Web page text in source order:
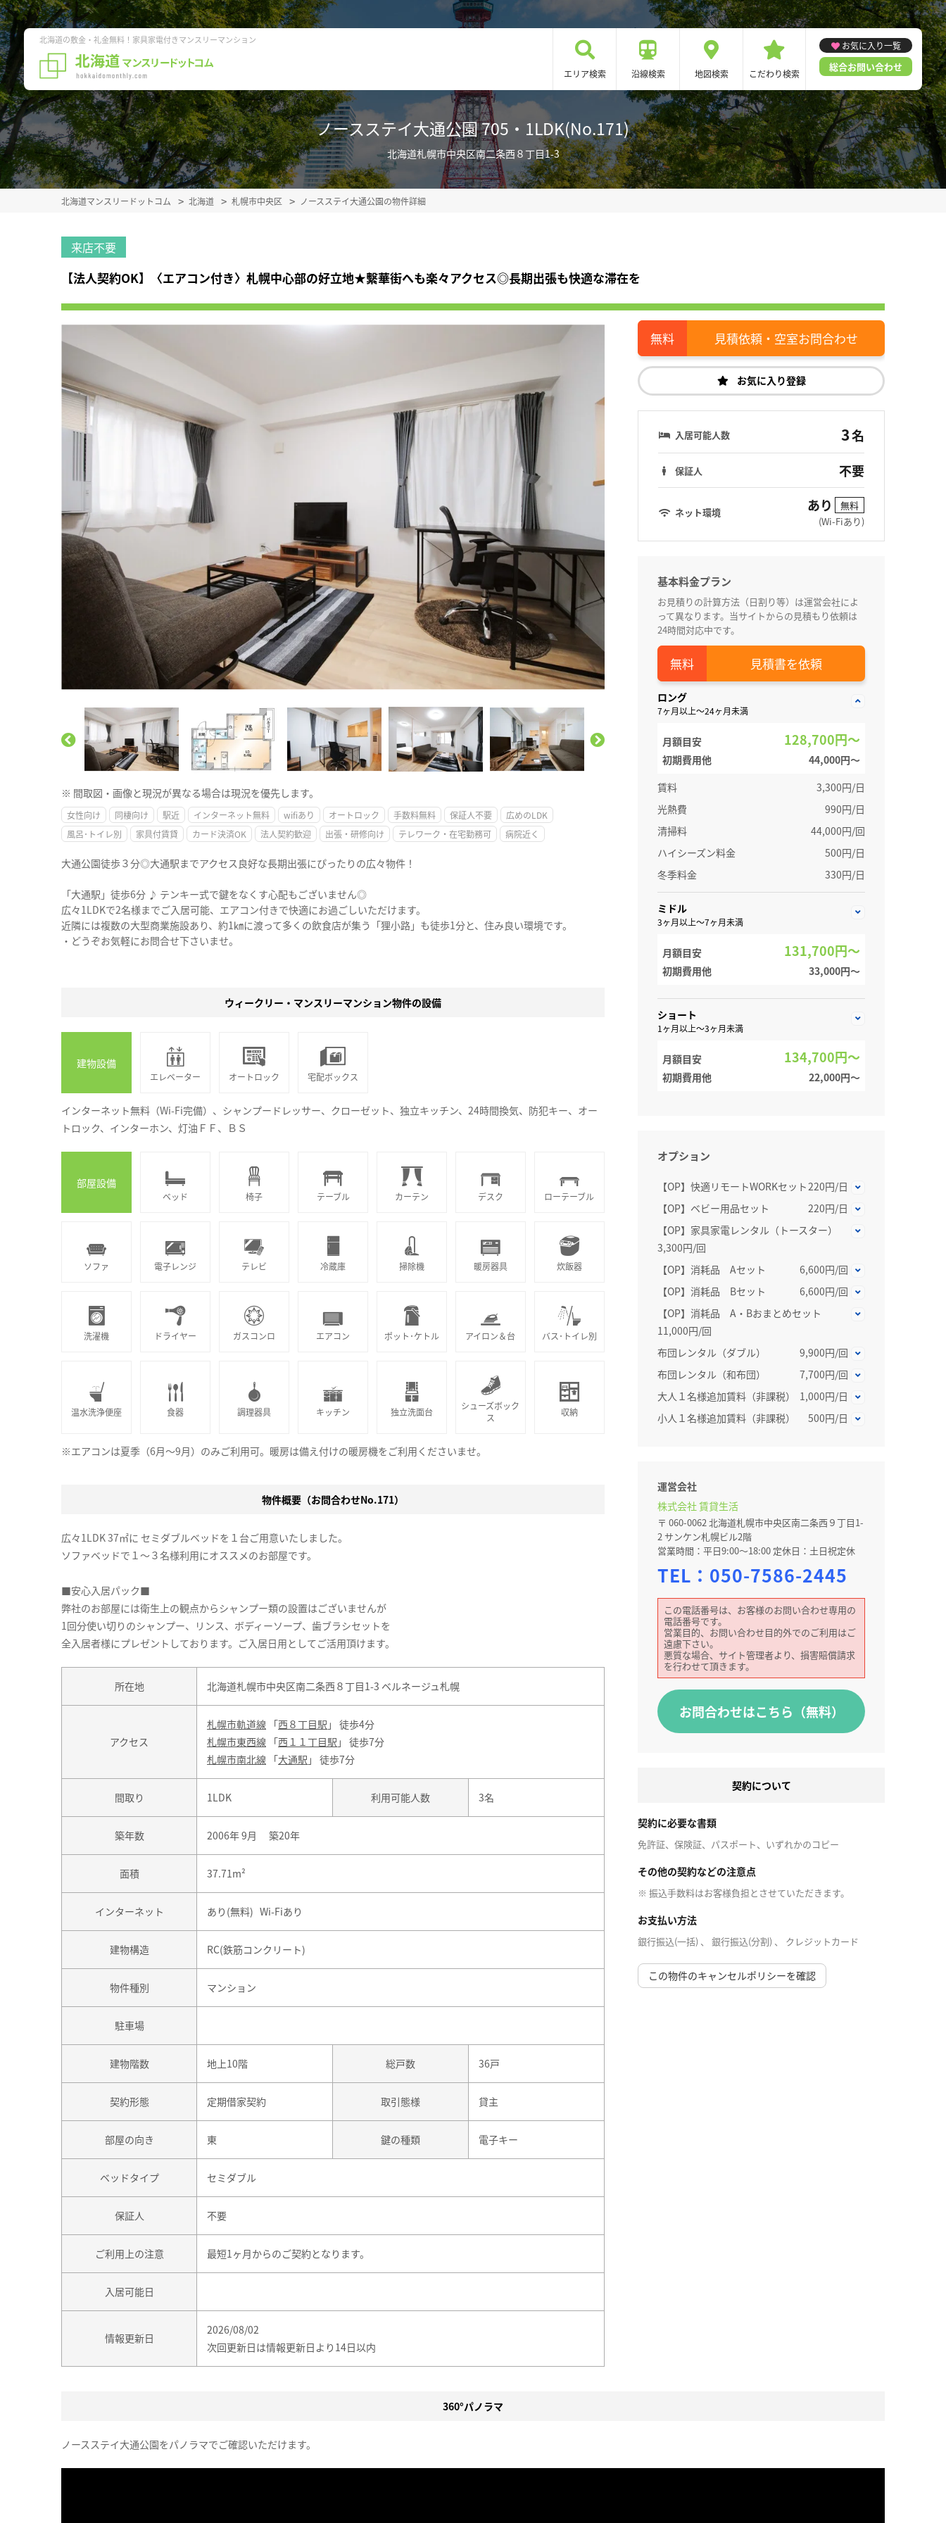
北海道の敷金・礼金無料！家具家電付きマンスリーマンション
エリア検索 沿線検索 地図検索 こだわり検索
お気に入り一覧
総合お問い合わせ
ノースステイ大通公園 705・1LDK(No.171)
北海道札幌市中央区南二条西８丁目1-3
北海道マンスリードットコム 北海道 札幌市中央区 ノースステイ大通公園の物件詳細
来店不要
【法人契約OK】〈エアコン付き〉札幌中心部の好立地★繫華街へも楽々アクセス◎長期出張も快適な滞在を
※ 間取図・画像と現況が異なる場合は現況を優先します。
女性向け 同棲向け 駅近 インターネット無料 wifiあり オートロック 手数料無料 保証人不要
広めのLDK
風呂･トイレ別
家具付賃貸 カード決済OK 法人契約歓迎 出張・研修向け テレワーク・在宅勤務可 病院近く
大通公園徒歩３分◎大通駅までアクセス良好な長期出張にぴったりの広々物件！
「大通駅」徒歩6分 ♪ テンキー式で鍵をなくす心配もございません◎
広々1LDKで2名様までご入居可能、エアコン付きで快適にお過ごしいただけます。
近隣には複数の大型商業施設あり、約1㎞に渡って多くの飲食店が集う「狸小路」も徒歩1分と、住み良い環境です。
・どうぞお気軽にお問合せ下さいませ。
見積依頼・空室お問合わせ
お気に入り登録
入居可能人数 3名
保証人 不要
ネット環境 あり
無料
(Wi-Fiあり)
基本料金プラン
お見積りの計算方法（日割り等）は運営会社によ
って異なります。当サイトからの見積もり依頼は
24時間対応中です。
見積書を依頼
ロング
7ヶ月以上～24ヶ月未満
月額目安 128,700円～
初期費用他
44,000円〜
賃料
3,300円/日
光熱費
990円/日
清掃料
44,000円/回
ハイシーズン料金
500円/日
冬季料金
330円/日
ミドル
3ヶ月以上～7ヶ月未満
月額目安 131,700円～
初期費用他 33,000円〜
ショート
1ヶ月以上～3ヶ月未満
月額目安 134,700円～
初期費用他 22,000円〜
オプション
【OP】快適リモートWORKセット220円/日
【OP】ベビー用品セット
220円/日
【OP】家具家電レンタル（トースター）
3,300円/回
【OP】消耗品 Aセット
6,600円/回
【OP】消耗品 Bセット
6,600円/回
【OP】消耗品 A・Bおまとめセット
11,000円/回
布団レンタル（ダブル）
9,900円/回
布団レンタル（和布団）
7,700円/回
大人１名様追加賃料（非課税）
1,000円/日
小人１名様追加賃料（非課税）
500円/日
運営会社
株式会社 賃貸生活
〒 060-0062 北海道札幌市中央区南二条西９丁目1-
2 サンケン札幌ビル2階
営業時間：平日9:00～18:00 定休日：土日祝定休
TEL： 050-7586-2445
この電話番号は、お客様のお問い合わせ専用の
電話番号です。
営業目的、お問い合わせ目的外でのご利用はご
遠慮下さい。
悪質な場合、サイト管理者より、損害賠償請求
を行わせて頂きます。
お問合わせはこちら（無料）
契約について
契約に必要な書類
免許証、保険証、パスポート、いずれかのコピー
その他の契約などの注意点
※ 振込手数料はお客様負担とさせていただきます。
お支払い方法
銀行振込(一括) 、 銀行振込(分割) 、 クレジットカード
この物件のキャンセルポリシーを確認
ウィークリー・マンスリーマンション物件の設備
建物設備
エレベーター オートロック 宅配ボックス
インターネット無料（Wi-Fi完備）、シャンプードレッサー、クローゼット、独立キッチン、24時間換気、防犯キー、オー
トロック、インターホン、灯油ＦＦ、ＢＳ
部屋設備
ベッド 椅子 テーブル カーテン デスク ローテーブル
ソファ 電子レンジ テレビ 冷蔵庫 掃除機 暖房器具 炊飯器
洗濯機 ドライヤー ガスコンロ エアコン ポット･ケトル アイロン＆台 バス･トイレ別
温水洗浄便座 食器 調理器具 キッチン 独立洗面台
シューズボック
ス
収納
※エアコンは夏季（6月～9月）のみご利用可。暖房は備え付けの暖房機をご利用くださいませ。
物件概要（お問合わせNo.171）
広々1LDK 37㎡に セミダブルベッドを１台ご用意いたしました。
ソファベッドで１～３名様利用にオススメのお部屋です。
■安心入居パック■
弊社のお部屋には衛生上の観点からシャンプー類の設置はございませんが
1回分使い切りのシャンプー、リンス、ボディーソープ、歯ブラシセットを
全入居者様にプレゼントしております。ご入居日用としてご活用頂けます。
所在地 北海道札幌市中央区南二条西８丁目1-3 ベルネージュ札幌
アクセス
札幌市軌道線 「西８丁目駅 」 徒歩4分
札幌市東西線 「西１１丁目駅 」 徒歩7分
札幌市南北線 「大通駅 」 徒歩7分
間取り 1LDK 利用可能人数 3名
築年数 2006年 9月 築20年
面積 37.71m²
インターネット あり(無料) Wi-Fiあり
建物構造 RC(鉄筋コンクリート)
物件種別 マンション
駐車場
建物階数 地上10階 総戸数 36戸
契約形態 定期借家契約 取引態様 貸主
部屋の向き 東 鍵の種類 電子キー
ベッドタイプ セミダブル
保証人 不要
ご利用上の注意 最短1ヶ月からのご契約となります。
入居可能日
情報更新日
2026/08/02
次回更新日は情報更新日より14日以内
360°パノラマ
ノースステイ大通公園をパノラマでご確認いただけます。